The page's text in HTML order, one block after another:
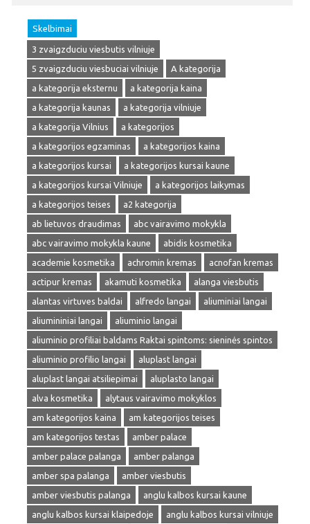
Skelbimai
3 zvaigzduciu viesbutis vilniuje
5 zvaigzduciu viesbuciai vilniuje
A kategorija
a kategorija eksternu
a kategorija kaina
a kategorija kaunas
a kategorija vilniuje
a kategorija Vilnius
a kategorijos
a kategorijos egzaminas
a kategorijos kaina
a kategorijos kursai
a kategorijos kursai kaune
a kategorijos kursai Vilniuje
a kategorijos laikymas
a kategorijos teises
a2 kategorija
ab lietuvos draudimas
abc vairavimo mokykla
abc vairavimo mokykla kaune
abidis kosmetika
academie kosmetika
achromin kremas
acnofan kremas
actipur kremas
akamuti kosmetika
alanga viesbutis
alantas virtuves baldai
alfredo langai
aliuminiai langai
aliumininiai langai
aliuminio langai
aliuminio profiliai baldams Raktai spintoms: sieninės spintos
aliuminio profilio langai
aluplast langai
aluplast langai atsiliepimai
aluplasto langai
alva kosmetika
alytaus vairavimo mokyklos
am kategorijos kaina
am kategorijos teises
am kategorijos testas
amber palace
amber palace palanga
amber palanga
amber spa palanga
amber viesbutis
amber viesbutis palanga
anglu kalbos kursai kaune
anglu kalbos kursai klaipedoje
anglu kalbos kursai vilniuje